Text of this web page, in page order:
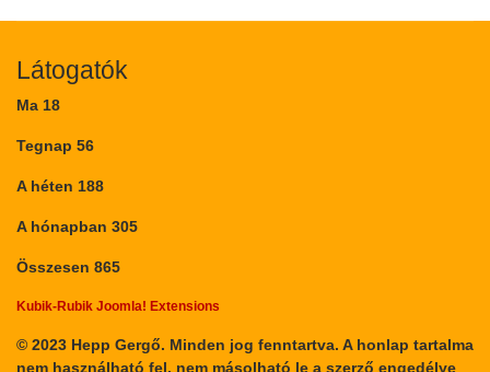
Látogatók
Ma 18
Tegnap 56
A héten 188
A hónapban 305
Összesen 865
Kubik-Rubik Joomla! Extensions
© 2023 Hepp Gergő. Minden jog fenntartva. A honlap tartalma
nem használható fel, nem másolható le a szerző engedélye